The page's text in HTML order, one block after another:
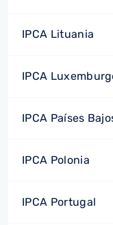
IPCA Lituania
IPCA
IPCA Países
IPCA Polonia
IPCA Portugal